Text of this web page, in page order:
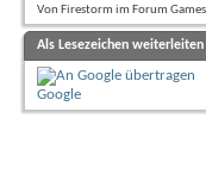
Von Firestorm im Forum
Als Lesezeichen weiterleiten
Google